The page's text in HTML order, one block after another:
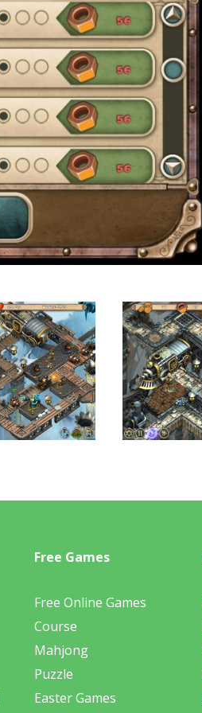
Free Games
Free Online Games
Course
Mahjong
Puzzle
Easter Games